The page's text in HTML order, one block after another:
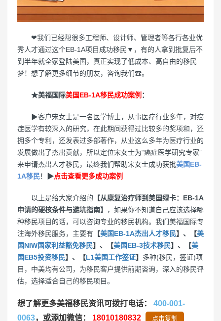
❤我们已经帮很多工程师、设计师、管理者等各行各业优
秀人才通过这个EB-1A项目成功移民▼，有的人拿到批复后不
到半年就全家登陆美国，真正实现了低成本、高自由的移民
梦！想了解更多细节的朋友，咨询我们☎。
★美福国际美国EB-1A移民成功案例 ：
▶客户宋女士是一名医学博士，从事医疗行业多年，对癌
症医学有较深入的研究，在此期间获得过比较多的奖项和，还
拥多个专利，还发表过多部著作，从业这么多年为医疗行业的
发展做出了杰出贡献，所以定位宋女士为“癌症医学研究专家”
来申请杰出人才移民，最终我们帮助宋女士成功获批美国EB-
1A移民！ ▶点击查看更多成功案例
以上是给大家介绍的 【从康复治疗师到美国绿卡：EB-1A
申请的硬核条件与避坑指南】
，如果你不知道自己应该选择哪
种移民项目的话，可以咨询专业的移民机构。我们美福国际专
注海外移民服务，主要有 【美国EB-1A杰出人才移民】、【美
国NIW国家利益豁免移民】、【美国EB-3技术移民】、【美
国EB5投资移民】、【L1美国工作签证】 多种(移民，签证)项
目，中美均有公司，为移民客户提供前期咨询，深入的移民评
估，选择适合自己的移民项目。
想了解更多美福移民资讯可拨打电话： 400-001-
0063，或添加微信： 18010180832 点击复制